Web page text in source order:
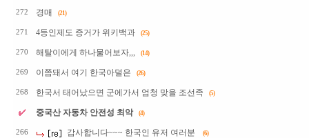
272 경매 (21)
271 4등인제도 증거가 위키백과 (25)
270 해탈이에게 하나물어보자,,, (14)
269 이쯤돼서 여기 한국아덜은 (26)
268 한국서 태어났으면 군에가서 엄청 맞을 조선족 (5)
중국산 자동차 안전성 최악 (4)
266 감사합니다~~~ 한국인 유저 여러분 (6)